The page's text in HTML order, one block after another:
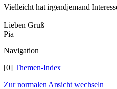
Vielleicht hat irgendjemand
Lieben Gruß
Pia
Navigation
[0] Themen-Index
Zur normalen Ansicht wechseln